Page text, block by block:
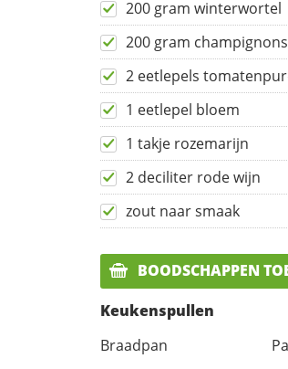
200 gram winterwortel
200 gram champignons
2 eetlepels
1 eetlepel bloem
1 takje rozemarijn
2 deciliter rode wijn
zout naar smaak
BOODSCHAPPEN
Keukenspullen
Braadpan